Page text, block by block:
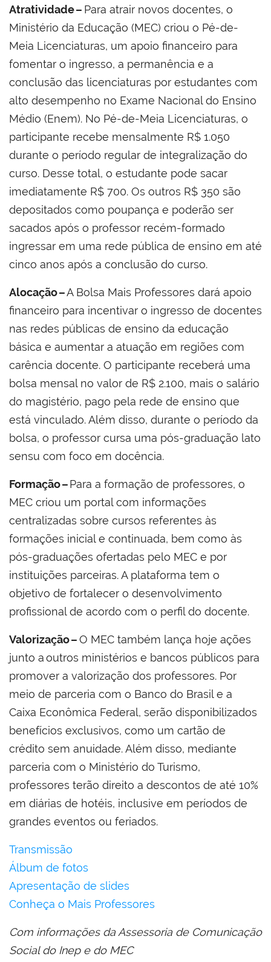
Atratividade – Para atrair novos docentes, o
Ministério da Educação (MEC) criou o Pé-de-
Meia Licenciaturas, um apoio financeiro para
fomentar o ingresso, a permanência e a
conclusão das licenciaturas por estudantes com
alto desempenho no Exame Nacional do Ensino
Médio (Enem). No Pé-de-Meia Licenciaturas, o
participante recebe mensalmente R$ 1.050
durante o período regular de integralização do
curso. Desse total, o estudante pode sacar
imediatamente R$ 700. Os outros R$ 350 são
depositados como poupança e poderão ser
sacados após o professor recém-formado
ingressar em uma rede pública de ensino em até
cinco anos após a conclusão do curso.
Alocação –A Bolsa Mais Professores dará apoio
financeiro para incentivar o ingresso de docentes
nas redes públicas de ensino da educação
básica e aumentar a atuação em regiões com
carência docente. O participante receberá uma
bolsa mensal no valor de R$ 2.100, mais o salário
do magistério, pago pela rede de ensino que
está vinculado. Além disso, durante o período da
bolsa, o professor cursa uma pós-graduação lato
sensu com foco em docência.
Formação –Para a formação de professores, o
MEC criou um portal com informações
centralizadas sobre cursos referentes às
formações inicial e continuada, bem como às
pós-graduações ofertadas pelo MEC e por
instituições parceiras. A plataforma tem o
objetivo de fortalecer o desenvolvimento
profissional de acordo com o perfil do docente.
Valorização –O MEC também lança hoje ações
junto a outros ministérios e bancos públicos para
promover a valorização dos professores. Por
meio de parceria com o Banco do Brasil e a
Caixa Econômica Federal, serão disponibilizados
benefícios exclusivos, como um cartão de
crédito sem anuidade. Além disso, mediante
parceria com o Ministério do Turismo,
professores terão direito a descontos de até 10%
em diárias de hotéis, inclusive em períodos de
grandes eventos ou feriados.
Transmissão
Álbum de fotos
Apresentação de slides
Conheça o Mais Professores
Com informações da Assessoria de Comunicação
Social do Inep e do MEC